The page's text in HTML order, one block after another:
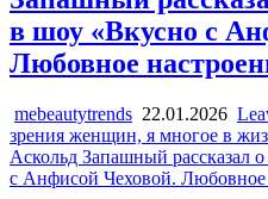
в шоу «Вкусно с
Любовное
mebeautytrends 22.01.2026
зрения женщин, я многое в
Аскольд Запашный рассказал
с Анфисой Чеховой. Любовное